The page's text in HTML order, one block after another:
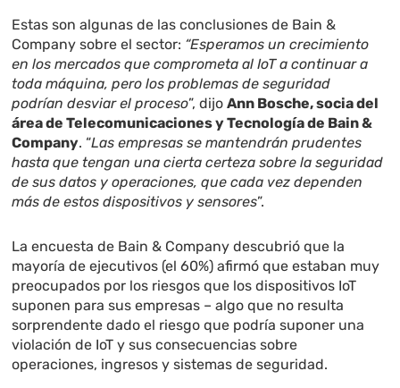
Estas son algunas de las conclusiones de Bain &
Company sobre el sector: “Esperamos un crecimiento
en los mercados que comprometa al IoT a continuar a
toda máquina, pero los problemas de seguridad
podrían desviar el proceso”, dijoAnn Bosche, socia del
área de Telecomunicaciones y Tecnología de Bain &
Company. “Las empresas se mantendrán prudentes
hasta que tengan una cierta certeza sobre la seguridad
de sus datos y operaciones, que cada vez dependen
más de estos dispositivos y sensores”.
La encuesta de Bain & Company descubrió que la
mayoría de ejecutivos (el 60%) afirmó que estaban muy
preocupados por los riesgos que los dispositivos IoT
suponen para sus empresas – algo que no resulta
sorprendente dado el riesgo que podría suponer una
violación de IoT y sus consecuencias sobre
operaciones, ingresos y sistemas de seguridad.